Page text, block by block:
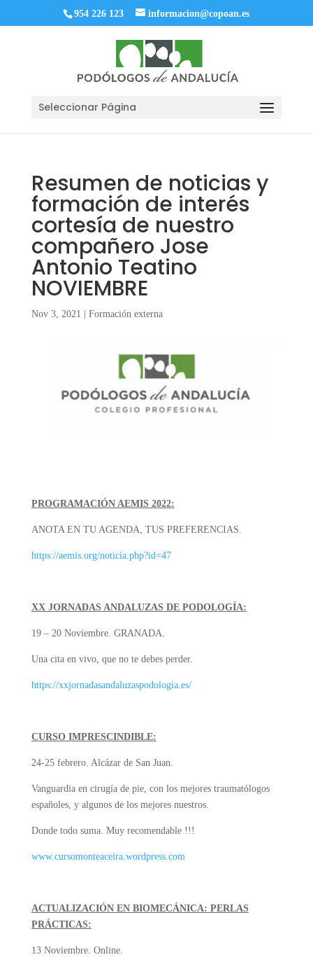
954 226 123 informacion@copoan.es
Seleccionar Página
Resumen de noticias y
formación de interés
cortesía de nuestro
compañero Jose
Antonio Teatino
NOVIEMBRE
Nov 3, 2021 Formación externa
PROGRAMACIÓN AEMIS 2022:
ANOTA EN TU AGENDA, TUS PREFERENCIAS.
https://aemis.org/noticia.php?id=47
XX JORNADAS ANDALUZAS DE PODOLOGÍA:
19 – 20 Noviembre. GRANADA.
Una cita en vivo, que no te debes perder.
https://xxjornadasandaluzaspodologia.es/
CURSO IMPRESCINDIBLE:
24-25 febrero. Alcázar de San Juan.
Vanguardia en cirugía de pie, con los mejores traumatólogos
españoles, y algunos de los mejores nuestros.
Donde todo suma. Muy recomendable !!!
www.cursomonteaceira.wordpress.com
ACTUALIZACIÓN EN BIOMECÁNICA: PERLAS
PRÁCTICAS:
13 Noviembre. Online.